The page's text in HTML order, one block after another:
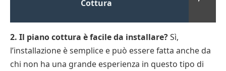
Cottura
2. Il piano cottura è facile da installare?Sì,
l’installazione è semplice e può essere fatta anche da
chi non ha una grande esperienza in questo tipo di